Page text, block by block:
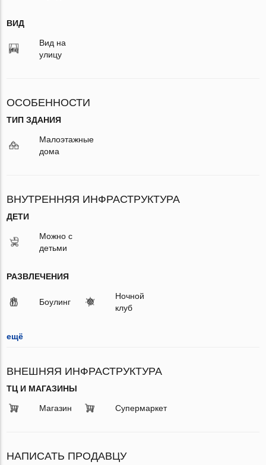
ВИД
Вид на
улицу
ОСОБЕННОСТИ
ТИП ЗДАНИЯ
Малоэтажные
дома
ВНУТРЕННЯЯ ИНФРАСТРУКТУРА
ДЕТИ
Можно с
детьми
РАЗВЛЕЧЕНИЯ
Боулинг
Ночной
клуб
ещё
ВНЕШНЯЯ ИНФРАСТРУКТУРА
ТЦ И МАГАЗИНЫ
Магазин Супермаркет
НАПИСАТЬ ПРОДАВЦУ